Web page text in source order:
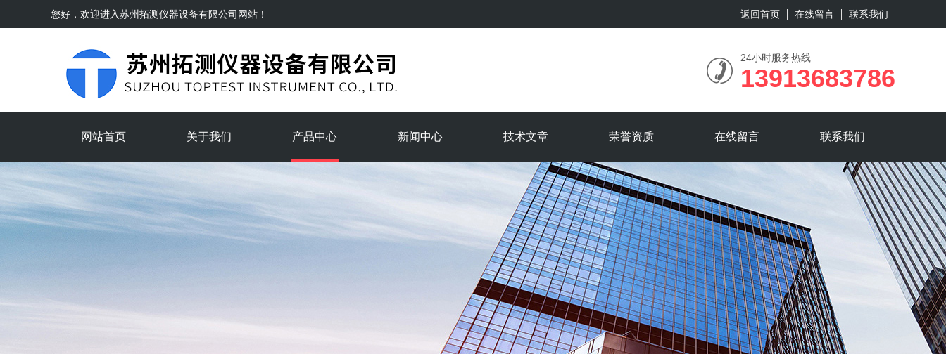
您好，欢迎进入苏州拓测仪器设备有限公司 网站！ 返回首页 在线留言 联系我们
24小时服务热线
13913683786
网站首页 关于我们 产品中心 新闻中心 技术文章 荣誉资质 在线留言 联系我们